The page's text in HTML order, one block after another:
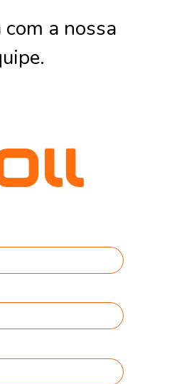
com a nossa